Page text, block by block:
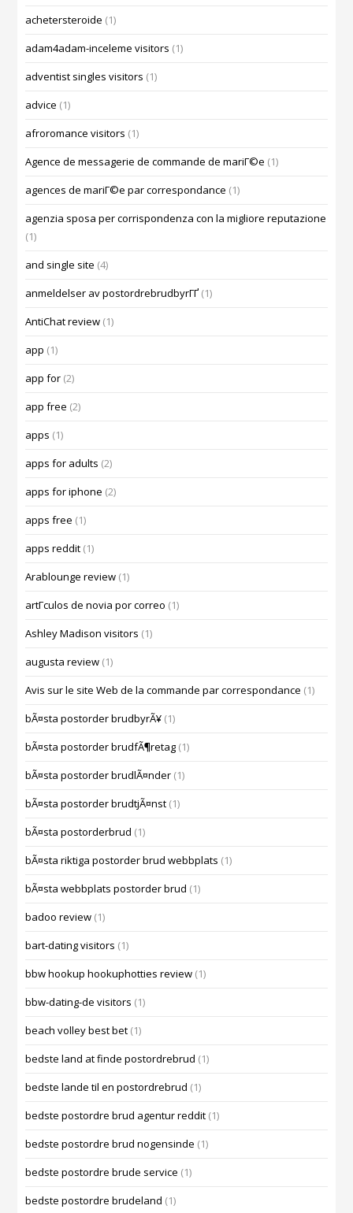
achetersteroide (1)
adam4adam-inceleme visitors (1)
adventist singles visitors (1)
advice (1)
afroromance visitors (1)
Agence de messagerie de commande de mariГ©e (1)
agences de mariГ©e par correspondance (1)
agenzia sposa per corrispondenza con la migliore reputazione
(1)
and single site (4)
anmeldelser av postordrebrudbyrГҐ (1)
AntiChat review (1)
app (1)
app for (2)
app free (2)
apps (1)
apps for adults (2)
apps for iphone (2)
apps free (1)
apps reddit (1)
Arablounge review (1)
artГ­culos de novia por correo (1)
Ashley Madison visitors (1)
augusta review (1)
Avis sur le site Web de la commande par correspondance (1)
bÃ¤sta postorder brudbyrÃ¥ (1)
bÃ¤sta postorder brudfÃ¶retag (1)
bÃ¤sta postorder brudlÃ¤nder (1)
bÃ¤sta postorder brudtjÃ¤nst (1)
bÃ¤sta postorderbrud (1)
bÃ¤sta riktiga postorder brud webbplats (1)
bÃ¤sta webbplats postorder brud (1)
badoo review (1)
bart-dating visitors (1)
bbw hookup hookuphotties review (1)
bbw-dating-de visitors (1)
beach volley best bet (1)
bedste land at finde postordrebrud (1)
bedste lande til en postordrebrud (1)
bedste postordre brud agentur reddit (1)
bedste postordre brud nogensinde (1)
bedste postordre brude service (1)
bedste postordre brudeland (1)